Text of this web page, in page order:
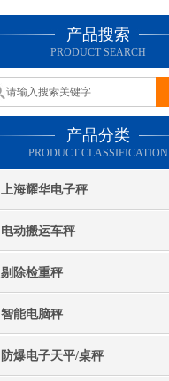
产品搜索
PRODUCT SEARCH
产品分类
PRODUCT CLASSIFICATION
上海耀华电子秤
电动搬运车秤
剔除检重秤
智能电脑秤
防爆电子天平/桌秤